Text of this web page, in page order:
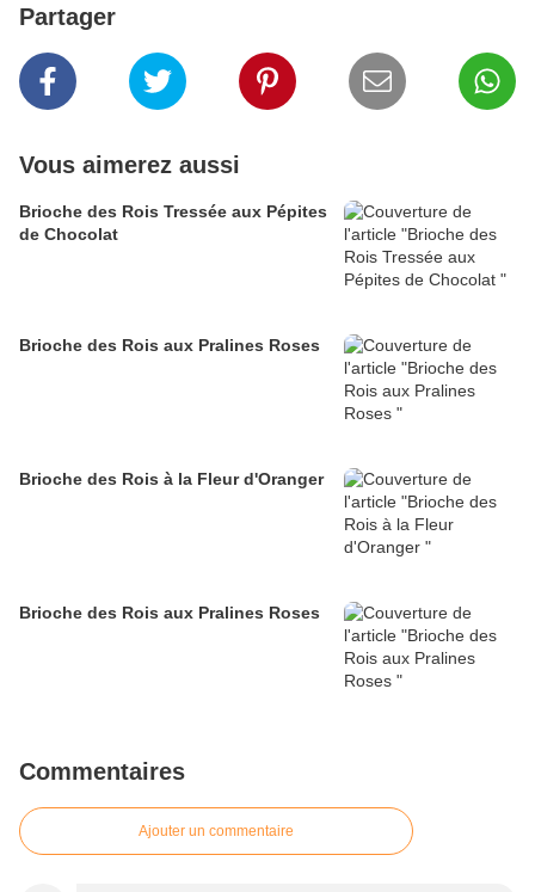
Partager
Vous aimerez aussi
Brioche des Rois Tressée aux Pépites
de Chocolat
Brioche des Rois aux Pralines Roses
Brioche des Rois à la Fleur d'Oranger
Brioche des Rois aux Pralines Roses
Commentaires
Ajouter un commentaire